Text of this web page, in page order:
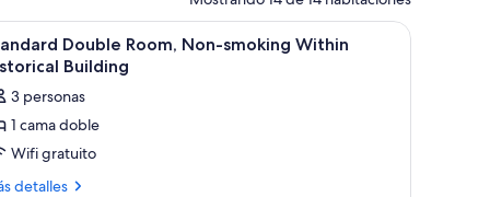
con espejo, un lavamanos y una silla.Habitación de hotel con cama, escritorio,
1
Double Room, Non-smoking Within
Building
3 personas
1 cama doble
Wifi gratuito
detalles